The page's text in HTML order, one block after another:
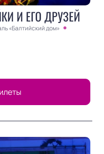
И ЕГО ДРУЗЕЙ
«Балтийский дом»